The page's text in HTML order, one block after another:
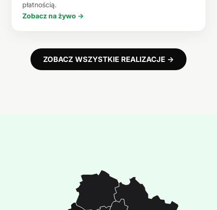
płatnością.
Zobacz na żywo →
ZOBACZ WSZYSTKIE REALIZACJE →